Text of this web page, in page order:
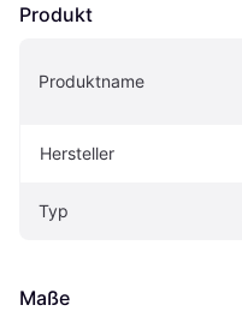
Produkt
Produktname
Hersteller
Typ
Maße